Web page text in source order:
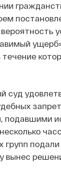
суд
подавшими
вынес